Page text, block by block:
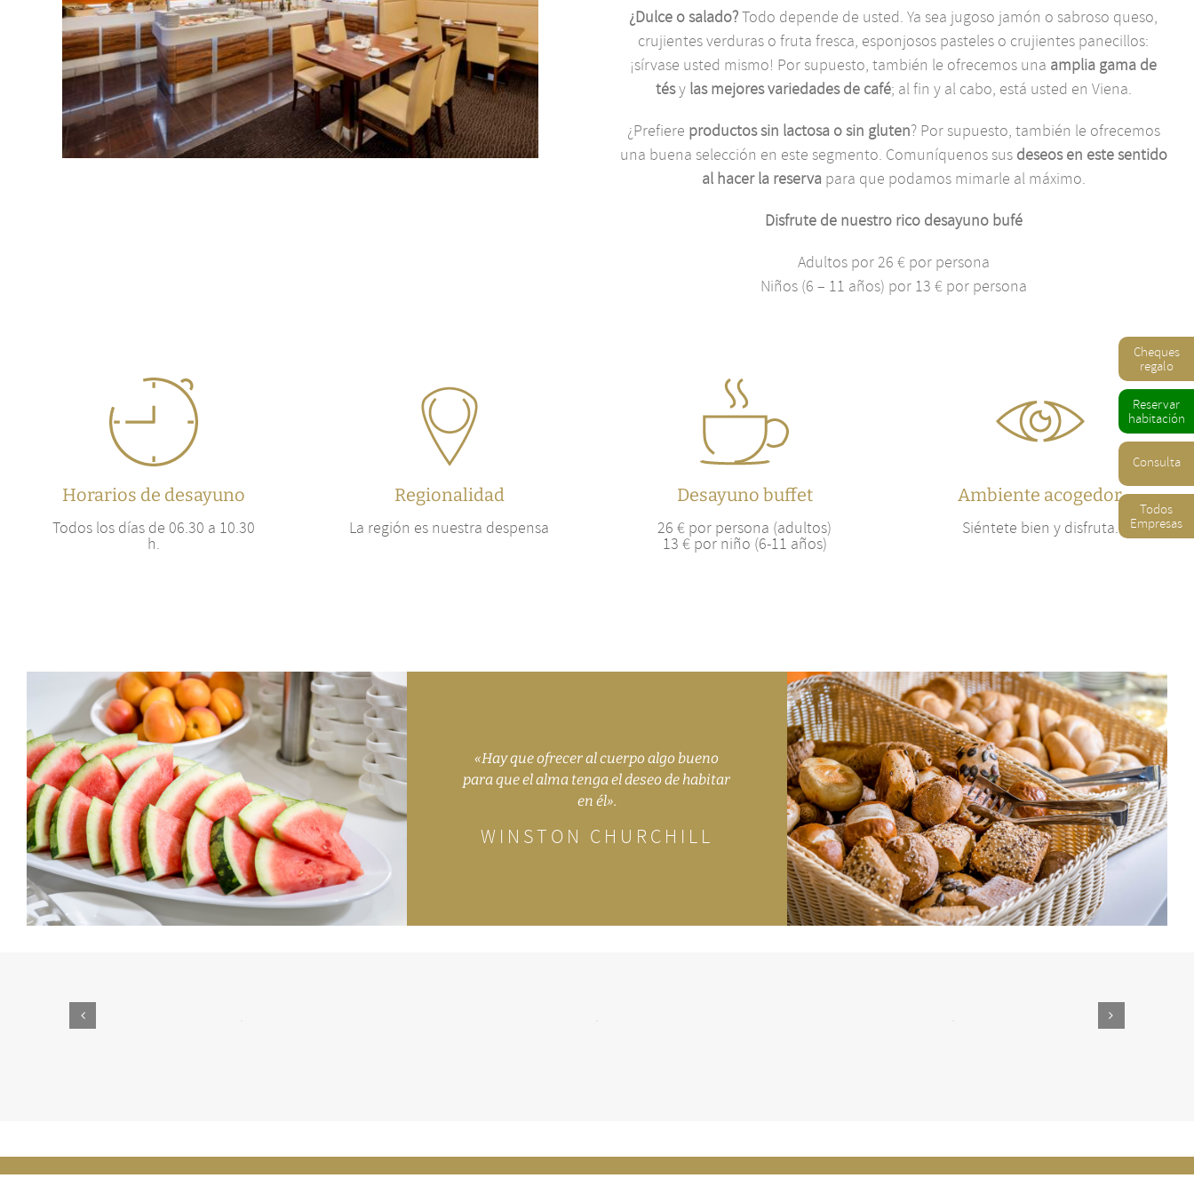
Cheques
regalo
Reservar
habitación
Consulta
Todos
Empresas
¿Dulce o salado?Todo depende de usted. Ya sea jugoso jamón o sabroso queso,
crujientes verduras o fruta fresca, esponjosos pasteles o crujientes panecillos:
¡sírvase usted mismo! Por supuesto, también le ofrecemos una amplia gama de
tésylas mejores variedades de café; al fin y al cabo, está usted en Viena.
¿Prefiere productos sin lactosa o sin gluten? Por supuesto, también le ofrecemos
una buena selección en este segmento. Comuníquenos sus deseos en este sentido
al hacer la reservapara que podamos mimarle al máximo.
Disfrute de nuestro rico desayuno bufé
Adultos por 26 € por persona
Niños (6 – 11 años) por 13 € por persona
Horarios de desayuno
Todos los días de 06.30 a 10.30
h.
Regionalidad
La región es nuestra despensa
Desayuno buffet
26 € por persona (adultos)
13 € por niño (6-11 años)
Ambiente acogedor
Siéntete bien y disfruta.
«Hay que ofrecer al cuerpo algo bueno
para que el alma tenga el deseo de habitar
en él».
WINSTON CHURCHILL